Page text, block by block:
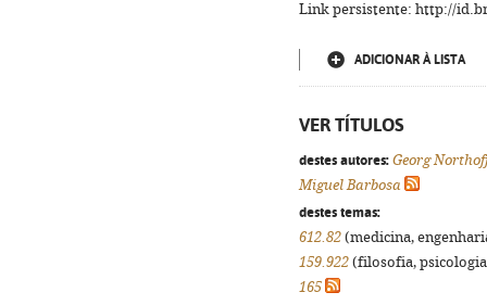
Link persistente: http://
ADICIONAR À LISTA
VER TÍTULOS
destes autores: Georg
Miguel Barbosa
destes temas:
612.82 (medicina,
159.922 (filosofia,
165